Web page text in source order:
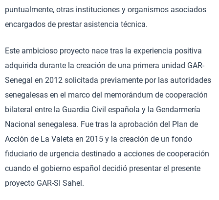
puntualmente, otras instituciones y organismos asociados
encargados de prestar asistencia técnica.
Este ambicioso proyecto nace tras la experiencia positiva
adquirida durante la creación de una primera unidad GAR-
Senegal en 2012 solicitada previamente por las autoridades
senegalesas en el marco del memorándum de cooperación
bilateral entre la Guardia Civil española y la Gendarmería
Nacional senegalesa. Fue tras la aprobación del Plan de
Acción de La Valeta en 2015 y la creación de un fondo
fiduciario de urgencia destinado a acciones de cooperación
cuando el gobierno español decidió presentar el presente
proyecto GAR-SI Sahel.